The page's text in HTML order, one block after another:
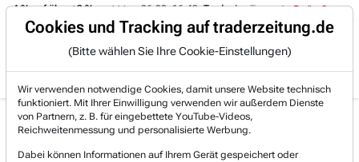
Trading-Room
% auf über +3 %. 06.08. 16:49 Trade des Tages 06.08.
Gratis Account Login
Jetzt registrieren und gratis Artikel lesen.
Bereits bei TraderFox registriert? Jetzt anmelden!
Cookies und Tracking auf traderzeitung.de
(Bitte wählen Sie Ihre Cookie-Einstellungen)
Wir verwenden notwendige Cookies, damit unsere Website technisch
funktioniert. Mit Ihrer Einwilligung verwenden wir außerdem Dienste
von Partnern, z. B. für eingebettete YouTube-Videos,
Reichweitenmessung und personalisierte Werbung.
Dabei können Informationen auf Ihrem Gerät gespeichert oder